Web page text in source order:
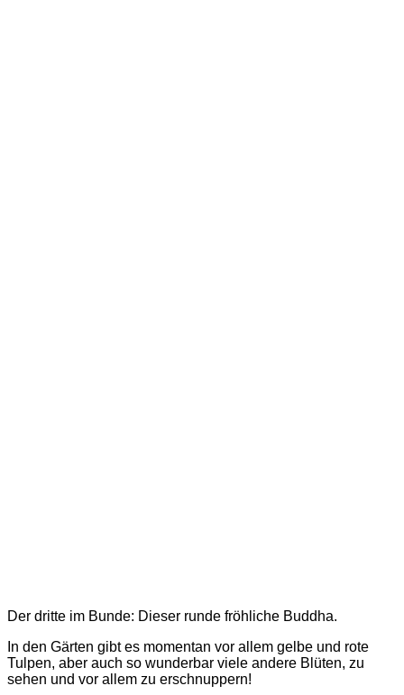
Der dritte im Bunde: Dieser runde fröhliche Buddha.
In den Gärten gibt es momentan vor allem gelbe und rote
Tulpen, aber auch so wunderbar viele andere Blüten, zu
sehen und vor allem zu erschnuppern!